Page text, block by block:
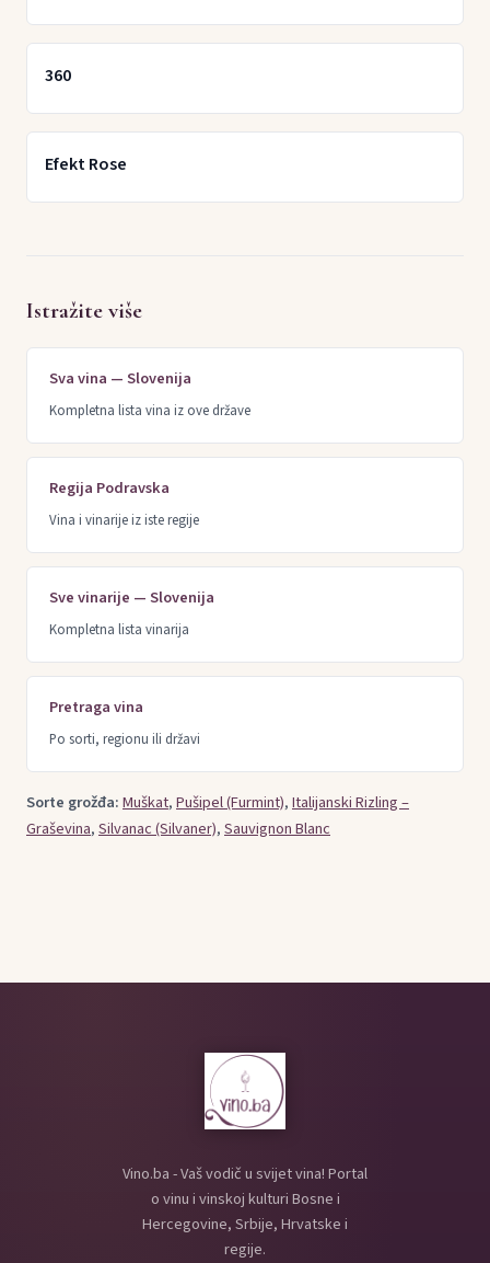
360
Efekt Rose
Istražite više
Sva vina — Slovenija
Kompletna lista vina iz ove države
Regija Podravska
Vina i vinarije iz iste regije
Sve vinarije — Slovenija
Kompletna lista vinarija
Pretraga vina
Po sorti, regionu ili državi
Sorte grožđa:Muškat,Pušipel (Furmint),Italijanski Rizling –
Graševina,Silvanac (Silvaner),Sauvignon Blanc
Vino.ba - Vaš vodič u svijet vina! Portal
o vinu i vinskoj kulturi Bosne i
Hercegovine, Srbije, Hrvatske i
regije.